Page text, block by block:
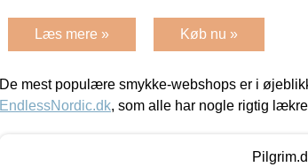
Læs mere » Køb nu »
De mest populære smykke-webshops er i
EndlessNordic.dk, som alle har nogle rigtig